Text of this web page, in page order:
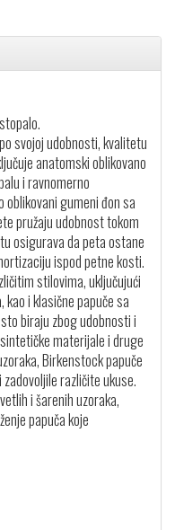
svojoj udobnosti, kvalitetu
anatomski oblikovano
i ravnomerno
gumeni đon sa
pružaju udobnost tokom
osigurava da peta ostane
ispod petne kosti.
stilovima, uključujući
i klasične papuče sa
biraju zbog udobnosti i
materijale i druge
Birkenstock papuče
različite ukuse.
i šarenih uzoraka,
papuča koje